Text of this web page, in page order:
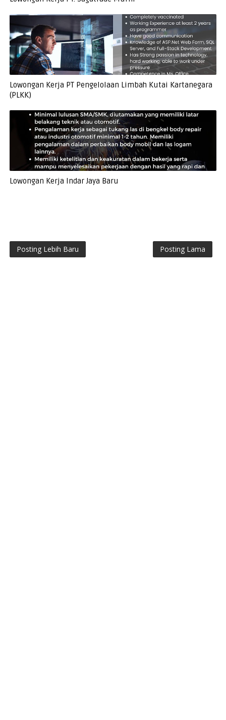
Lowongan Kerja PT Pengelolaan Limbah Kutai Kartanegara
(PLKK)
Lowongan Kerja Indar Jaya Baru
Posting Lebih Baru Posting Lama